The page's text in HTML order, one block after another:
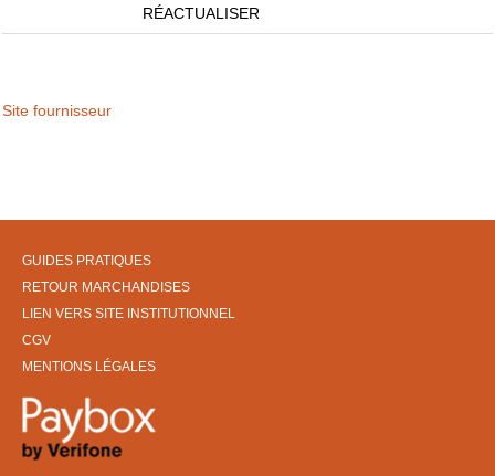
RÉACTUALISER
Site fournisseur
GUIDES PRATIQUES
RETOUR MARCHANDISES
LIEN VERS SITE INSTITUTIONNEL
CGV
MENTIONS LÉGALES